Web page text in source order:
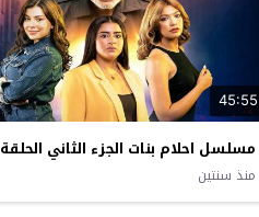
45:55
مسلسل احلام بنات الجزء الثاني الحلقة 13
منذ سنتين